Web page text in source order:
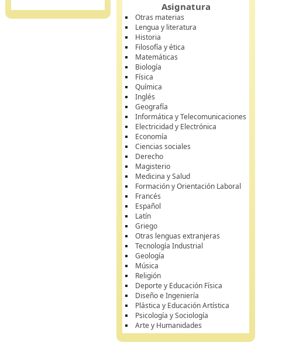
Asignatura
Otras materias
Lengua y literatura
Historia
Filosofía y ética
Matemáticas
Biología
Física
Química
Inglés
Geografía
Informática y Telecomunicaciones
Electricidad y Electrónica
Economía
Ciencias sociales
Derecho
Magisterio
Medicina y Salud
Formación y Orientación Laboral
Francés
Español
Latín
Griego
Otras lenguas extranjeras
Tecnología Industrial
Geología
Música
Religión
Deporte y Educación Física
Diseño e Ingeniería
Plástica y Educación Artística
Psicología y Sociología
Arte y Humanidades